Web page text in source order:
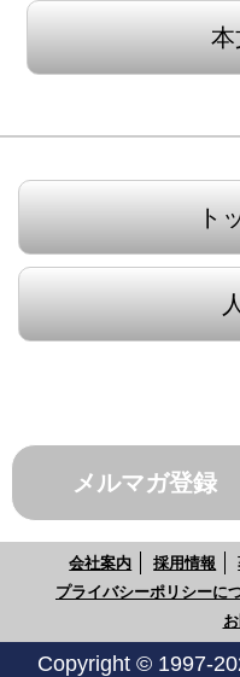
本
ト
メルマガ登録
会社案内 採用情報
プライバシーポリシーに
Copyright © 1997-